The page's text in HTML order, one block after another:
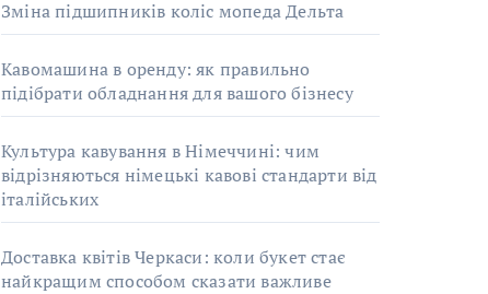
Зміна підшипників коліс мопеда Дельта
Кавомашина в оренду: як правильно
підібрати обладнання для вашого бізнесу
Культура кавування в Німеччині: чим
відрізняються німецькі кавові стандарти від
італійських
Доставка квітів Черкаси: коли букет стає
найкращим способом сказати важливе